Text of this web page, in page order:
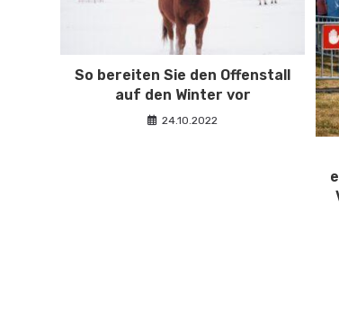
So bereiten Sie den Offenstall
auf den Winter vor
24.10.2022